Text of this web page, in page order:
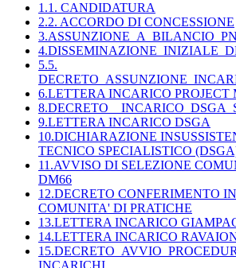
1.1. CANDIDATURA
2.2. ACCORDO DI CONCESSIONE
5.5.
6.LETTERA INCARICO PROJECT
9.LETTERA INCARICO DSGA
10.DICHIARAZIONE
TECNICO SPECIALISTICO
11.AVVISO DI SELEZIONE
DM66
12.DECRETO CONFERIMENTO
COMUNITA' DI PRATICHE
13.LETTERA INCARICO
14.LETTERA INCARICO